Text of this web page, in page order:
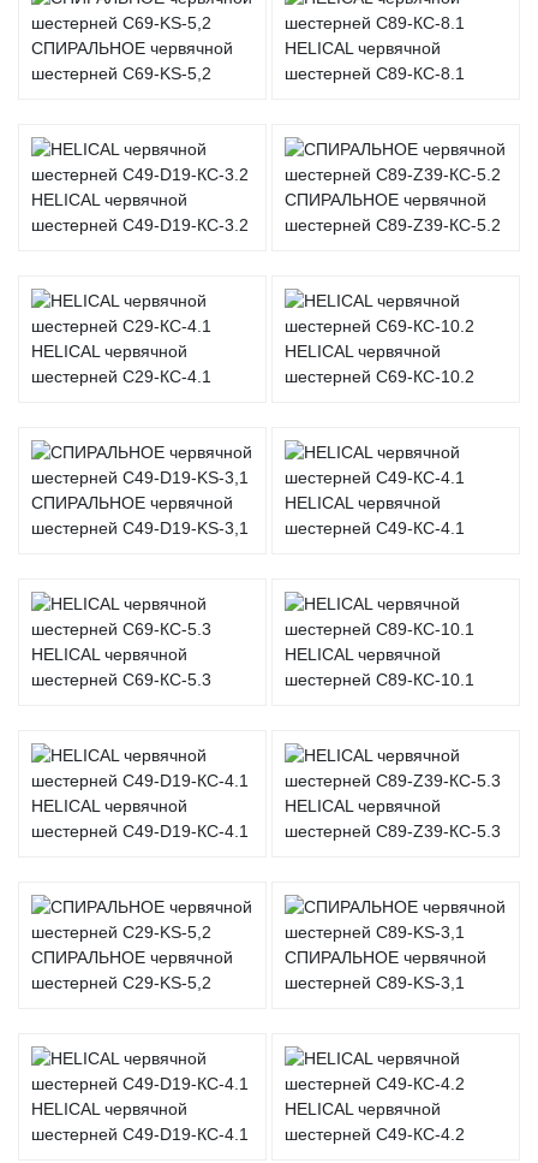
СПИРАЛЬНОЕ червячной
шестерней C69-KS-5,2
HELICAL червячной
шестерней C89-КС-8.1
HELICAL червячной
шестерней C49-D19-КС-3.2
СПИРАЛЬНОЕ червячной
шестерней C89-Z39-КС-5.2
HELICAL червячной
шестерней C29-КС-4.1
HELICAL червячной
шестерней C69-КС-10.2
СПИРАЛЬНОЕ червячной
шестерней C49-D19-KS-3,1
HELICAL червячной
шестерней C49-КС-4.1
HELICAL червячной
шестерней C69-КС-5.3
HELICAL червячной
шестерней C89-КС-10.1
HELICAL червячной
шестерней C49-D19-КС-4.1
HELICAL червячной
шестерней C89-Z39-КС-5.3
СПИРАЛЬНОЕ червячной
шестерней C29-KS-5,2
СПИРАЛЬНОЕ червячной
шестерней C89-KS-3,1
HELICAL червячной
шестерней C49-D19-КС-4.1
HELICAL червячной
шестерней C49-КС-4.2